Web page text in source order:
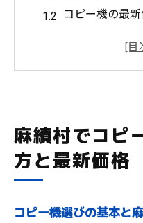
コピー機の最
コピー機キャンペ
キャンペーン価
コピー機の割引
麻績村でコピ
方と最新価格
コピー機選びの基本と